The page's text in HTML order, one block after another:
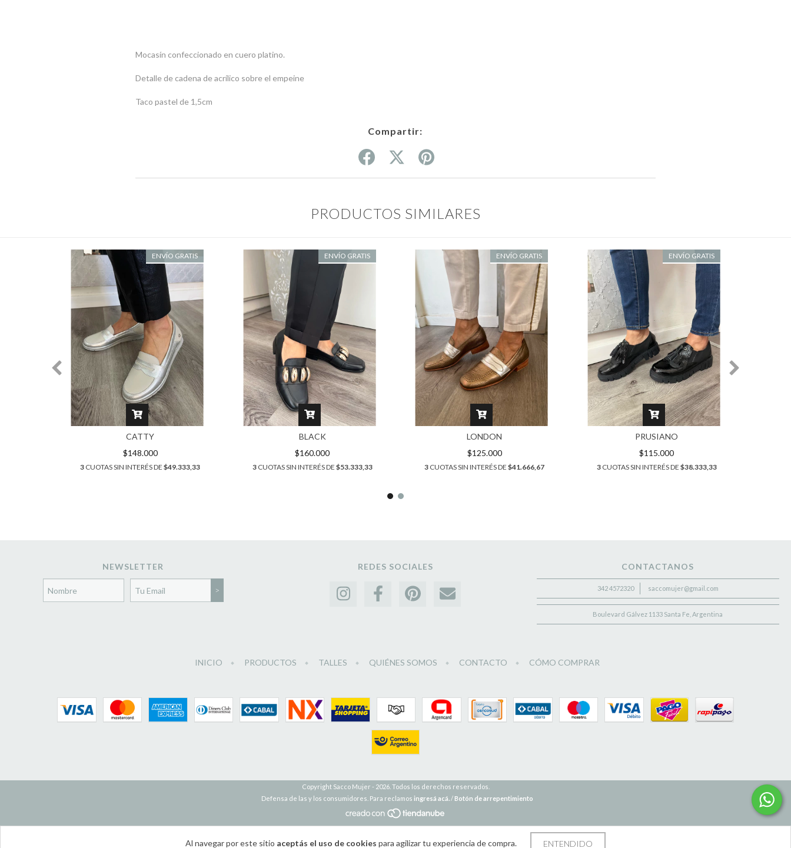
Al navegar por este sitio aceptás el uso de cookies para agilizar tu experiencia de compra. ENTENDIDO
Mocasín confeccionado en cuero platino.
Detalle de cadena de acrílico sobre el empeine
Taco pastel de 1,5cm
Compartir:
PRODUCTOS SIMILARES
ENVÍO GRATIS
CATTY
$148.000
3 CUOTAS SIN INTERÉS DE$49.333,33
ENVÍO GRATIS
BLACK
$160.000
3CUOTAS SIN INTERÉS DE $53.333,33
ENVÍO GRATIS
LONDON
$125.000
3 CUOTAS SIN INTERÉS DE$41.666,67
ENVÍO GRATIS
PRUSIANO
$115.000
3CUOTAS SIN INTERÉS DE $38.333,33
NEWSLETTER REDES SOCIALES CONTACTANOS
342 4572320 saccomujer@gmail.com
Boulevard Gálvez 1133 Santa Fe, Argentina
INICIO PRODUCTOS TALLES QUIÉNES SOMOS CONTACTO CÓMO COMPRAR
Copyright Sacco Mujer - 2026. Todos los derechos reservados.
Defensa de las y los consumidores. Para reclamos ingresá acá./Botón de arrepentimiento